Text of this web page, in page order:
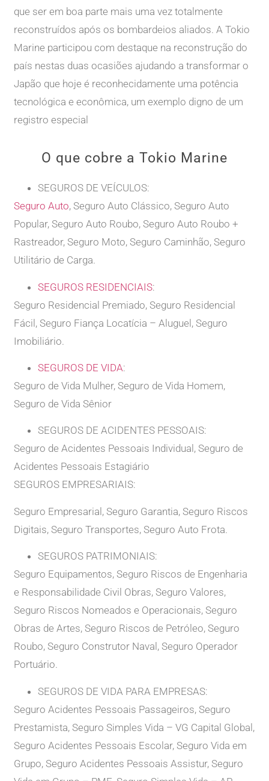
que ser em boa parte mais uma vez totalmente
reconstruídos após os bombardeios aliados. A Tokio
Marine participou com destaque na reconstrução do
país nestas duas ocasiões ajudando a transformar o
Japão que hoje é reconhecidamente uma potência
tecnológica e econômica, um exemplo digno de um
registro especial
O que cobre a Tokio Marine
SEGUROS DE VEÍCULOS:
Seguro Auto, Seguro Auto Clássico, Seguro Auto
Popular, Seguro Auto Roubo, Seguro Auto Roubo +
Rastreador, Seguro Moto, Seguro Caminhão, Seguro
Utilitário de Carga.
SEGUROS RESIDENCIAIS:
Seguro Residencial Premiado, Seguro Residencial
Fácil, Seguro Fiança Locatícia – Aluguel, Seguro
Imobiliário.
SEGUROS DE VIDA:
Seguro de Vida Mulher, Seguro de Vida Homem,
Seguro de Vida Sênior
SEGUROS DE ACIDENTES PESSOAIS:
Seguro de Acidentes Pessoais Individual, Seguro de
Acidentes Pessoais Estagiário
SEGUROS EMPRESARIAIS:
Seguro Empresarial, Seguro Garantia, Seguro Riscos
Digitais, Seguro Transportes, Seguro Auto Frota.
SEGUROS PATRIMONIAIS:
Seguro Equipamentos, Seguro Riscos de Engenharia
e Responsabilidade Civil Obras, Seguro Valores,
Seguro Riscos Nomeados e Operacionais, Seguro
Obras de Artes, Seguro Riscos de Petróleo, Seguro
Roubo, Seguro Construtor Naval, Seguro Operador
Portuário.
SEGUROS DE VIDA PARA EMPRESAS:
Seguro Acidentes Pessoais Passageiros, Seguro
Prestamista, Seguro Simples Vida – VG Capital Global,
Seguro Acidentes Pessoais Escolar, Seguro Vida em
Grupo, Seguro Acidentes Pessoais Assistur, Seguro